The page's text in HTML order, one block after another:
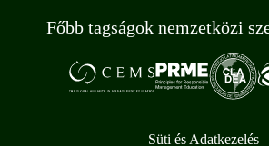
Főbb tagságok nemzetközi
Süti és Adatkezelés